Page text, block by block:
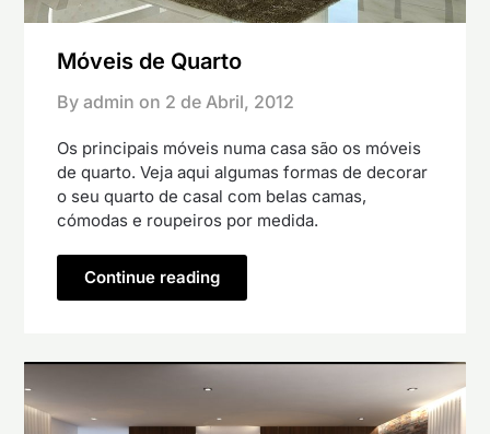
Móveis de Quarto
By admin on 2 de Abril, 2012
Os principais móveis numa casa são os móveis
de quarto. Veja aqui algumas formas de decorar
o seu quarto de casal com belas camas,
cómodas e roupeiros por medida.
Continue reading